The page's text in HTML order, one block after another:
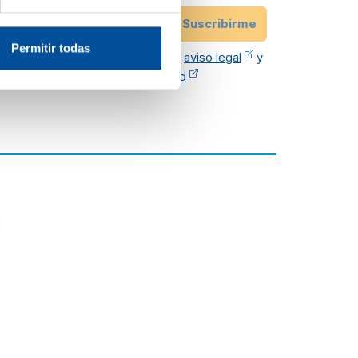
Permitir todas
Email
Suscribirme
He leído y acepto elaviso legal
y
política de privacidad